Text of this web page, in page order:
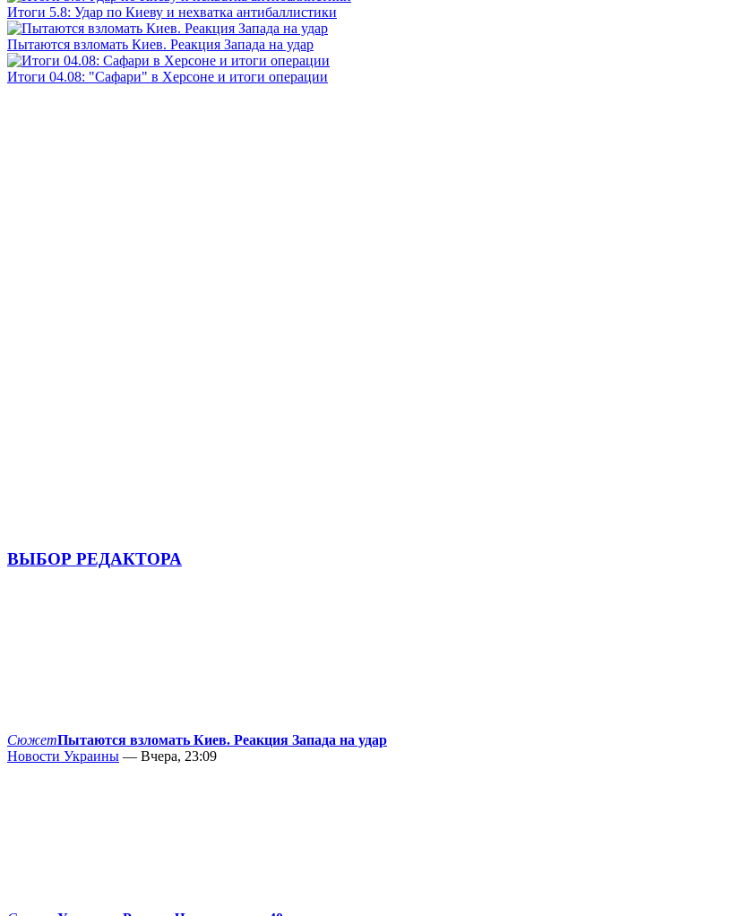
Итоги 5.8: Удар по Киеву и нехватка антибаллистики
Пытаются взломать Киев. Реакция Запада на удар
Итоги 04.08: "Сафари" в Херсоне и итоги операции
ВЫБОР РЕДАКТОРА
СюжетПытаются взломать Киев. Реакция Запада на удар
Новости Украины — Вчера, 23:09